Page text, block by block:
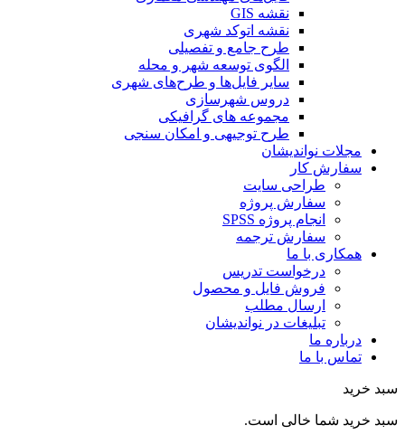
نقشه GIS
نقشه اتوکد شهری
طرح جامع و تفصیلی
الگوی توسعه شهر و محله
سایر فایل‌ها و طرح‌های شهری
دروس شهرسازی
مجموعه های گرافیکی
طرح توجیهی و امکان سنجی
مجلات نواندیشان
سفارش کار
طراحی سایت
سفارش پروژه
انجام پروژه SPSS
سفارش ترجمه
همکاری با ما
درخواست تدریس
فروش فایل و محصول
ارسال مطلب
تبلیغات در نواندیشان
درباره ما
تماس با ما
خرید شما خالی است.